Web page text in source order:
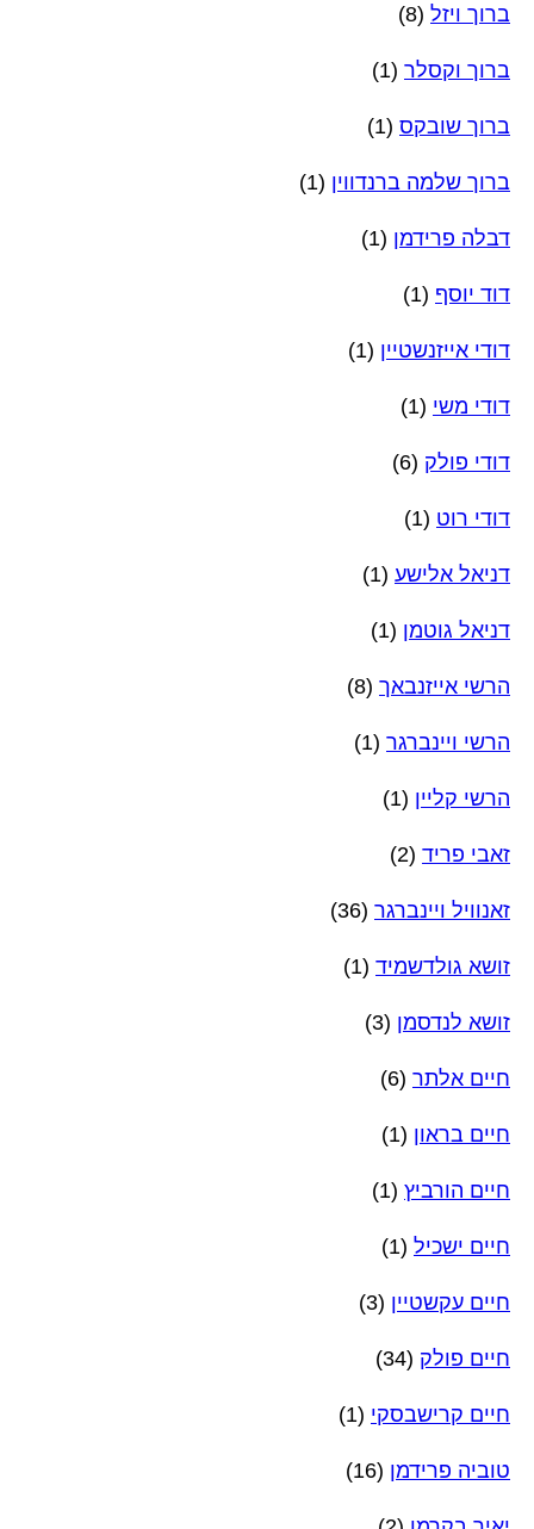
ברוך ויזל (8)
ברוך וקסלר (1)
ברוך שובקס (1)
ברוך שלמה ברנדווין (1)
דבלה פרידמן (1)
דוד יוסף (1)
דודי אייזנשטיין (1)
דודי משי (1)
דודי פולק (6)
דודי רוט (1)
דניאל אלישע (1)
דניאל גוטמן (1)
הרשי אייזנבאך (8)
הרשי ויינברגר (1)
הרשי קליין (1)
זאבי פריד (2)
זאנוויל ויינברגר (36)
זושא גולדשמיד (1)
זושא לנדסמן (3)
חיים אלתר (6)
חיים בראון (1)
חיים הורביץ (1)
חיים ישכיל (1)
חיים עקשטיין (3)
חיים פולק (34)
חיים קרישבסקי (1)
טוביה פרידמן (16)